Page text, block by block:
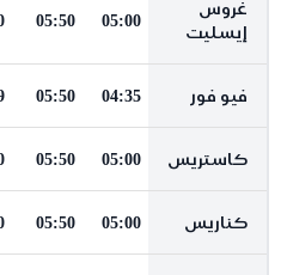
غروس
إيسليت
05:00
05:50
فيو فور 04:35
05:50
كاستريس 05:00
05:50
كناريس 05:00
05:50